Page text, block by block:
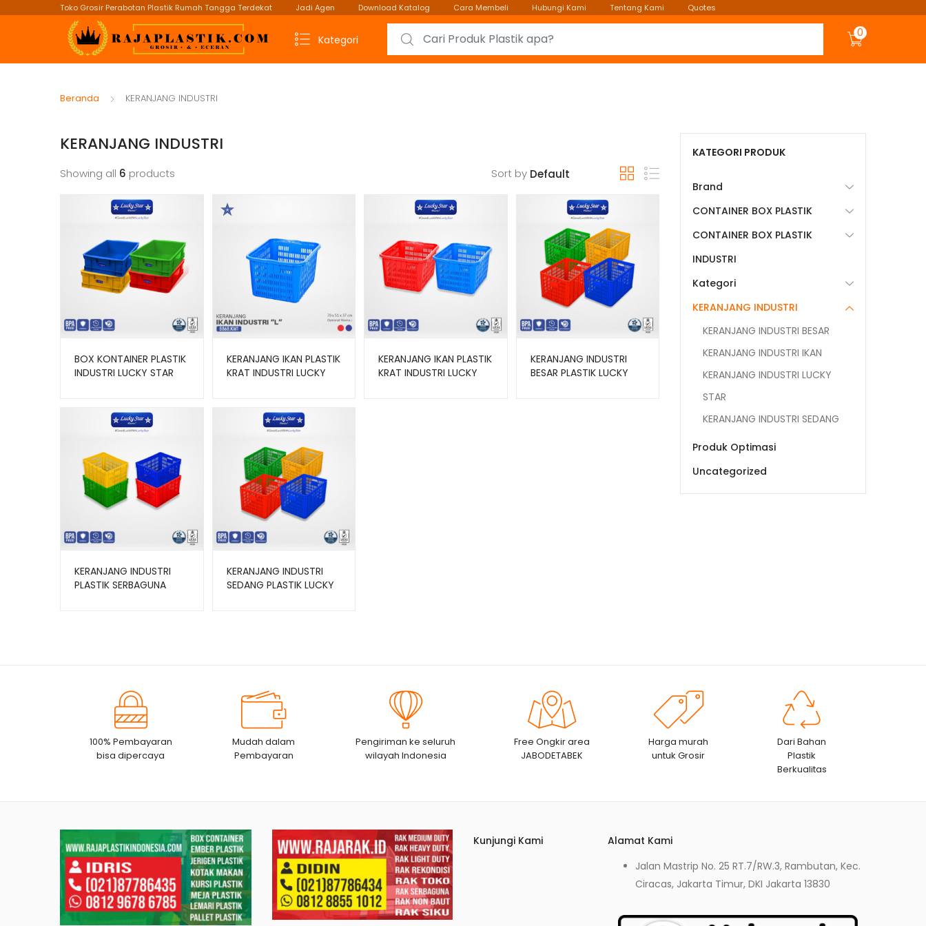
Toko Grosir Perabotan Plastik Rumah Tangga Terdekat Jadi Agen Download Katalog Cara Membeli Hubungi Kami Tentang Kami Quotes
Kategori
Search for: 0
Beranda KERANJANG INDUSTRI
KERANJANG INDUSTRI
Showing all 6 products Sort by
BOX KONTAINER PLASTIK
INDUSTRI LUCKY STAR
KERANJANG IKAN PLASTIK
KRAT INDUSTRI LUCKY
KERANJANG IKAN PLASTIK
KRAT INDUSTRI LUCKY
KERANJANG INDUSTRI
BESAR PLASTIK LUCKY
KERANJANG INDUSTRI
PLASTIK SERBAGUNA
KERANJANG INDUSTRI
SEDANG PLASTIK LUCKY
KATEGORI PRODUK
Brand
CONTAINER BOX PLASTIK
CONTAINER BOX PLASTIK
INDUSTRI
Kategori
KERANJANG INDUSTRI
KERANJANG INDUSTRI BESAR
KERANJANG INDUSTRI IKAN
KERANJANG INDUSTRI LUCKY
STAR
KERANJANG INDUSTRI SEDANG
Produk Optimasi
Uncategorized
100% Pembayaran
bisa dipercaya
Mudah dalam
Pembayaran
Pengiriman ke seluruh
wilayah Indonesia
Free Ongkir area
JABODETABEK
Harga murah
untuk Grosir
Dari Bahan
Plastik
Berkualitas
Kunjungi Kami
Alamat Kami
Jalan Mastrip No. 25 RT.7/RW.3, Rambutan, Kec.
Ciracas, Jakarta Timur, DKI Jakarta 13830